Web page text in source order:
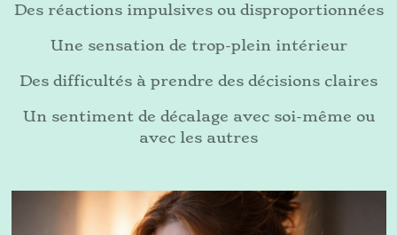
Des réactions impulsives ou disproportionnées
Une sensation de trop-plein intérieur
Des difficultés à prendre des décisions claires
Un sentiment de décalage avec soi-même ou
avec les autres